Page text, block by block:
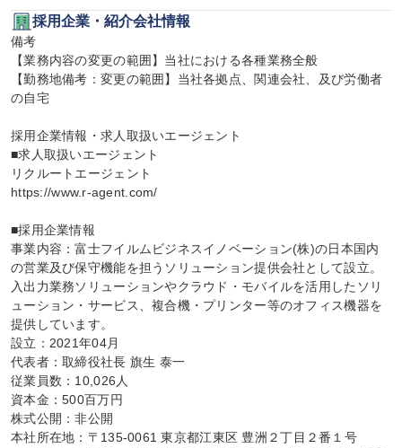
採用企業・紹介会社情報
備考
【業務内容の変更の範囲】当社における各種業務全般
【勤務地備考：変更の範囲】当社各拠点、関連会社、及び労働者
の自宅
採用企業情報・求人取扱いエージェント
■求人取扱いエージェント
リクルートエージェント
https://www.r-agent.com/
■採用企業情報
事業内容：富士フイルムビジネスイノベーション(株)の日本国内
の営業及び保守機能を担うソリューション提供会社として設立。
入出力業務ソリューションやクラウド・モバイルを活用したソリ
ューション・サービス、複合機・プリンター等のオフィス機器を
提供しています。
設立：2021年04月
代表者：取締役社長 旗生 泰一
従業員数：10,026人
資本金：500百万円
株式公開：非公開
本社所在地：〒135-0061 東京都江東区 豊洲２丁目２番１号